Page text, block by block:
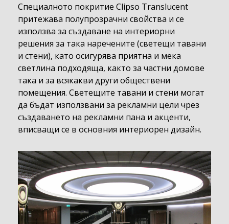
Специалното покритие Clipso Translucent
притежава полупрозрачни свойства и се
използва за създаване на интериорни
решения за така наречените (светещи тавани
и стени), като осигурява приятна и мека
светлина подходяща, както за частни домове
така и за всякакви други обществени
помещения. Светещите тавани и стени могат
да бъдат използвани за рекламни цели чрез
създаването на рекламни пана и акценти,
вписващи се в основния интериорен дизайн.